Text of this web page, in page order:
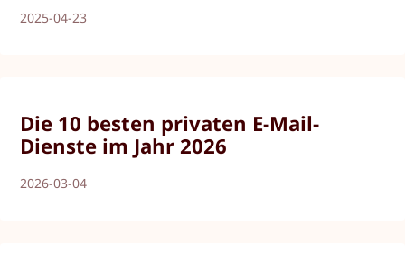
2025-04-23
Die 10 besten privaten E-Mail-
Dienste im Jahr 2026
2026-03-04